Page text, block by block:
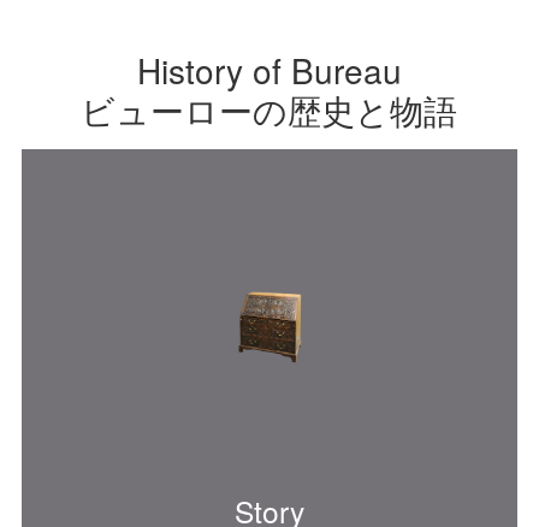
ご相談ください。 ※その際、追加料
金が発生する場合がございます。 ま
た、商品によっては修理が出来ない
ものもございます。 静岡本店・東京
History of Bureau
ビューローの歴史と物語
Story